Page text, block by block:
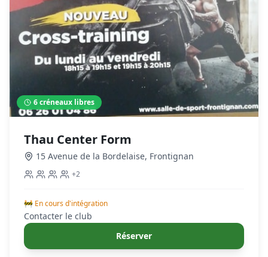
6créneaux libres
Thau Center Form
15 Avenue de la Bordelaise, Frontignan
+2
🚧 En cours d'intégration
Contacter le club
Réserver